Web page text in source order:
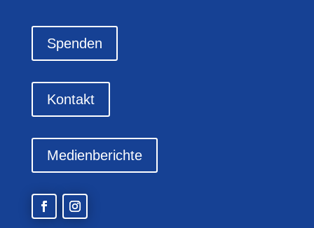
Spenden
Kontakt
Medienberichte